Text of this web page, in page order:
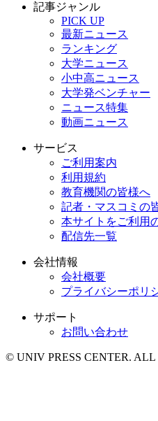
記事ジャンル
PICK UP
最新ニュース
ランキング
大学ニュース
小中高ニュース
大学発ベンチャー
ニュース特集
動画ニュース
サービス
ご利用案内
利用規約
教育機関の皆様へ
記者・マスコミの
本サイトをご利用
配信先一覧
会社情報
会社概要
プライバシーポリ
サポート
お問い合わせ
© UNIV PRESS CENTER. ALL